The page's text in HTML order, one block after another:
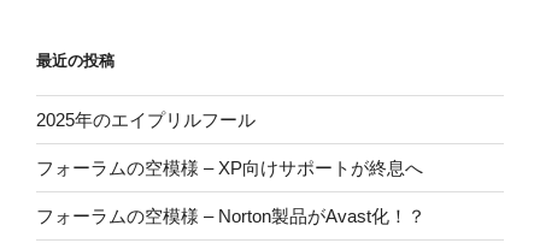
最近の投稿
2025年のエイプリルフール
フォーラムの空模様 – XP向けサポートが終息へ
フォーラムの空模様 – Norton製品がAvast化！？